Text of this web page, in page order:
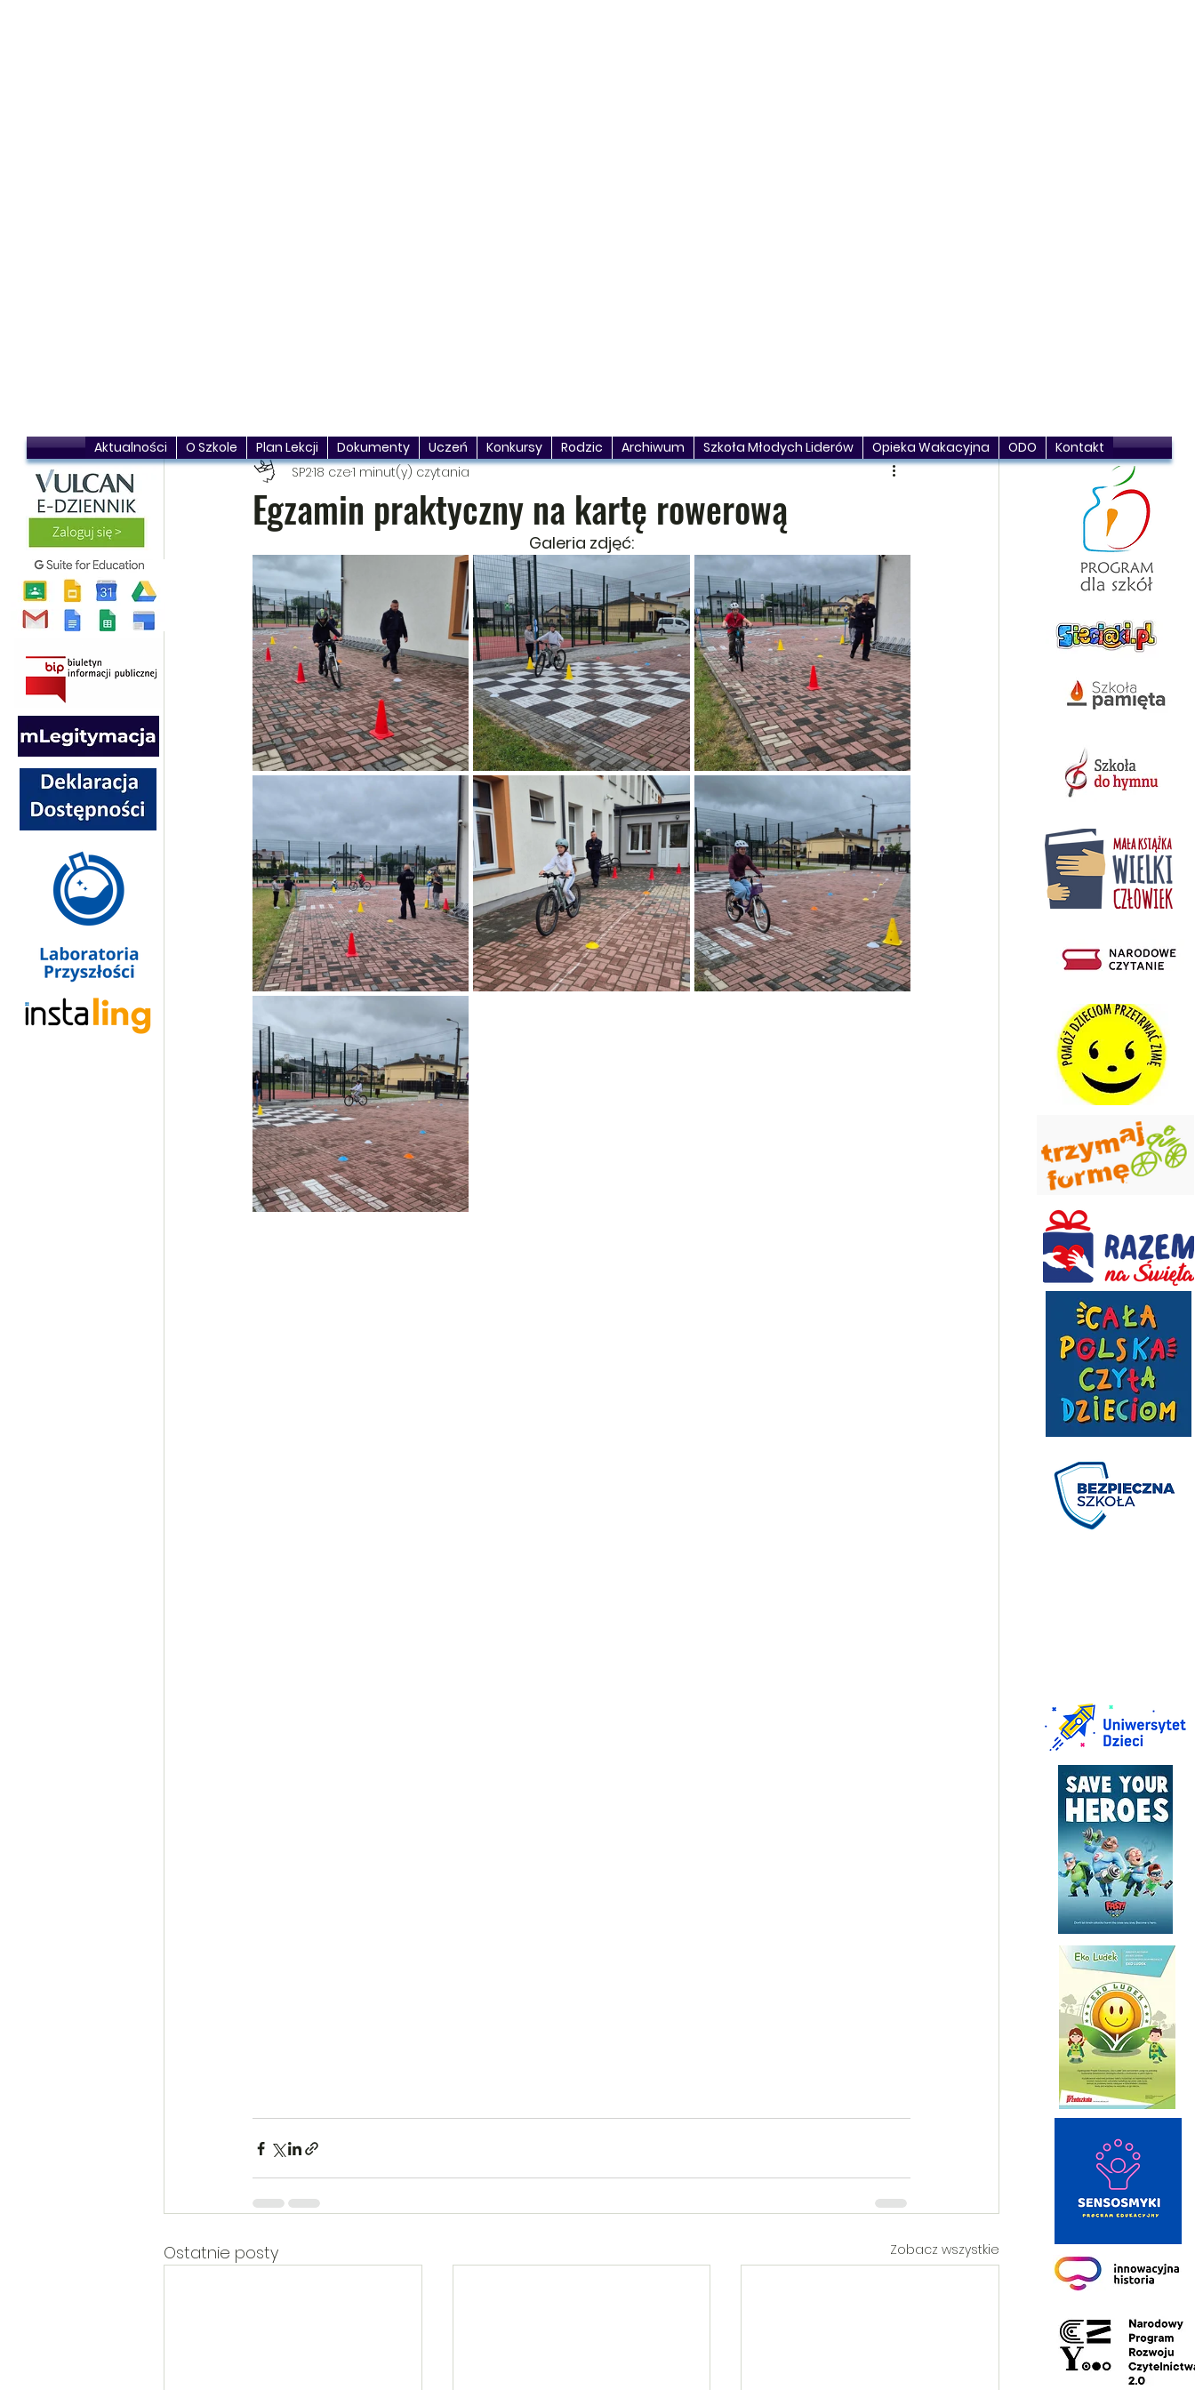
Egzamin praktyczny na kartę rowerową
SP218 cze1 minut(y) czytania
Galeria zdjęć:
Ostatnie posty Zobacz wszystkie
Aktualności O Szkole Plan Lekcji Dokumenty Uczeń Konkursy Rodzic Archiwum Szkoła Młodych Liderów Opieka Wakacyjna ODO Kontakt